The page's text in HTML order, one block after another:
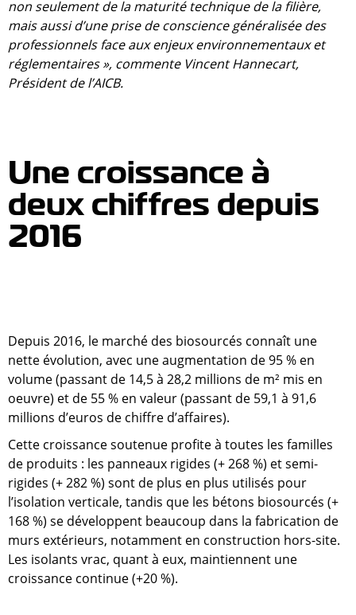
non seulement de la maturité technique de la filière,
mais aussi d’une prise de conscience généralisée des
professionnels face aux enjeux environnementaux et
réglementaires », commente Vincent Hannecart,
Président de l’AICB.
Une croissance à
deux chiffres depuis
2016
Depuis 2016, le marché des biosourcés connaît une
nette évolution, avec une augmentation de 95 % en
volume (passant de 14,5 à 28,2 millions de m² mis en
oeuvre) et de 55 % en valeur (passant de 59,1 à 91,6
millions d’euros de chiffre d’affaires).
Cette croissance soutenue profite à toutes les familles
de produits : les panneaux rigides (+ 268 %) et semi-
rigides (+ 282 %) sont de plus en plus utilisés pour
l’isolation verticale, tandis que les bétons biosourcés (+
168 %) se développent beaucoup dans la fabrication de
murs extérieurs, notamment en construction hors-site.
Les isolants vrac, quant à eux, maintiennent une
croissance continue (+20 %).